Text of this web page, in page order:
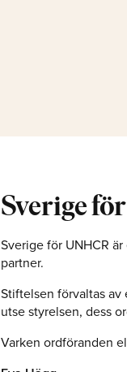
Sverige
Sverige för UNHCR
partner.
Stiftelsen förvaltas av
utse styrelsen, dess
Varken ordföranden